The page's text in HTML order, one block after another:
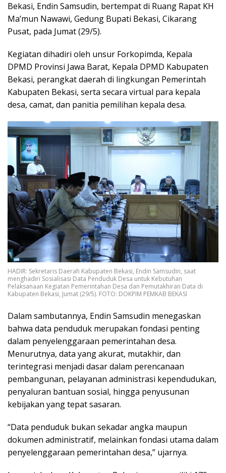
Bekasi, Endin Samsudin, bertempat di Ruang Rapat KH
Ma’mun Nawawi, Gedung Bupati Bekasi, Cikarang
Pusat, pada Jumat (29/5).
Kegiatan dihadiri oleh unsur Forkopimda, Kepala
DPMD Provinsi Jawa Barat, Kepala DPMD Kabupaten
Bekasi, perangkat daerah di lingkungan Pemerintah
Kabupaten Bekasi, serta secara virtual para kepala
desa, camat, dan panitia pemilihan kepala desa.
HADIR: Sekretaris Daerah Kabupaten Bekasi, Endin Samsudin, saat
menghadiri Sosialisasi Data Penduduk Desa untuk Kebutuhan
Pelaksanaan Kegiatan Pemerintahan Desa dan Pemutakhiran Data di
Kabupaten Bekasi, Jumat (29/5). FOTO: DOKPIM PEMKAB BEKASI
Dalam sambutannya, Endin Samsudin menegaskan
bahwa data penduduk merupakan fondasi penting
dalam penyelenggaraan pemerintahan desa.
Menurutnya, data yang akurat, mutakhir, dan
terintegrasi menjadi dasar dalam perencanaan
pembangunan, pelayanan administrasi kependudukan,
penyaluran bantuan sosial, hingga penyusunan
kebijakan yang tepat sasaran.
“Data penduduk bukan sekadar angka maupun
dokumen administratif, melainkan fondasi utama dalam
penyelenggaraan pemerintahan desa,” ujarnya.